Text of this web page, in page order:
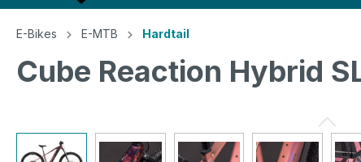
E-Bikes E-MTB Hardtail
Cube Reaction Hybrid
Bildergalerie überspringen